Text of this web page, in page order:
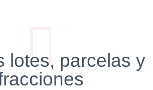
lotes, parcelas y